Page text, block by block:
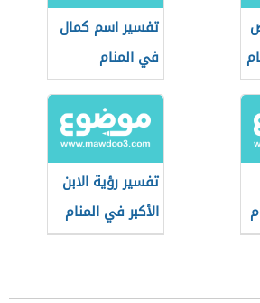
تفسير اسم كمال
في المنام
تفسير رؤية الابن
الأكبر في المنام